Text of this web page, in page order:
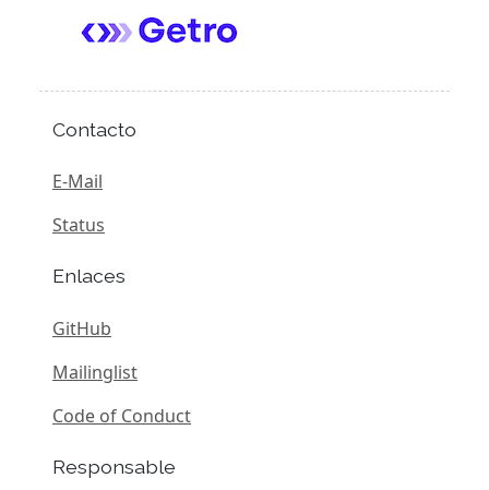
Contacto
E-Mail
Status
Enlaces
GitHub
Mailinglist
Code of Conduct
Responsable